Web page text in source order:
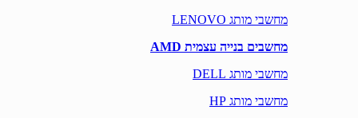
מחשבי מותג LENOVO
מחשבים בנייה עצמית AMD
מחשבי מותג DELL
מחשבי מותג HP